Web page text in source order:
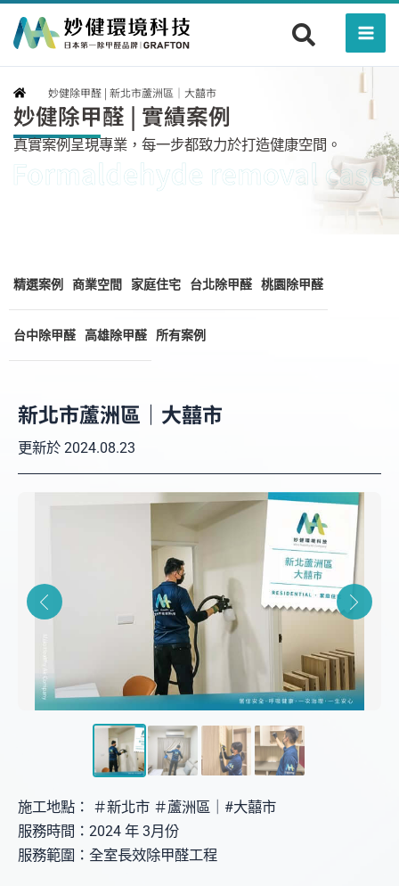
跳
妙健除甲醛 | 新北市蘆洲區｜大囍市
妙健除甲醛 | 實績案例
真實案例呈現專業，每一步都致力於打造健康空間。
精選案例 商業空間 家庭住宅 台北除甲醛 桃園除甲醛
台中除甲醛 高雄除甲醛 所有案例
新北市蘆洲區｜大囍市
更新於 2024.08.23
施工地點： ＃新北市 ＃蘆洲區｜#大囍市
服務時間：2024 年 3月份
服務範圍：全室長效除甲醛工程